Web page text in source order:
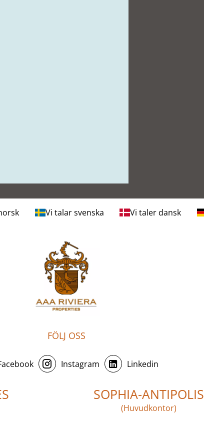
Vi talar svenska Vi taler dansk
FÖLJ OSS
Instagram Linkedin
SOPHIA-ANTIPOLIS
(Huvudkontor)